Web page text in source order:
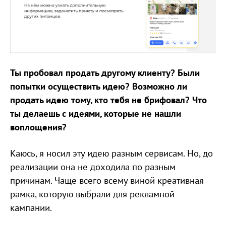
Ты пробовал продать другому клиенту? Были
попытки осуществить идею? Возможно ли
продать идею тому, кто тебя не брифовал? Что
ты делаешь с идеями, которые не нашли
воплощения?
Каюсь, я носил эту идею разным сервисам. Но, до
реализации она не доходила по разным
причинам. Чаще всего всему виной креативная
рамка, которую выбрали для рекламной
кампании.